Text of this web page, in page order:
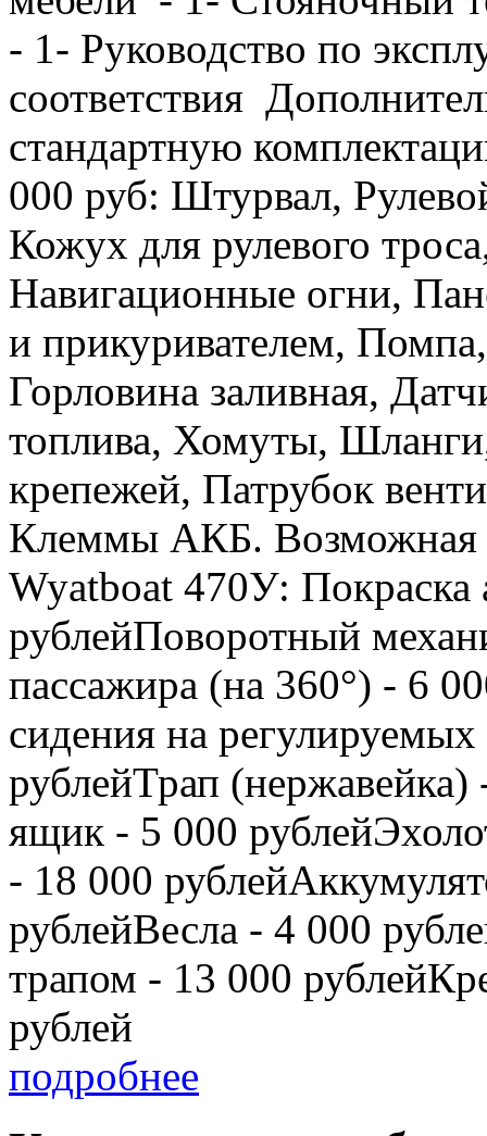
- 1- Руководство по
соответствия
стандартную
000 руб: Штурвал,
Кожух для рулевого
Навигационные огни,
и прикуривателем,
Горловина заливная,
топлива, Хомуты,
крепежей, Патрубок
Клеммы АКБ. Возможная
Wyatboat 470У: Покраска
рублейПоворотный
пассажира (на 360°) - 6
сидения на
рублейТрап
ящик - 5 000
- 18 000
рублейВесла - 4 000
трапом - 13 000
рублей
подробнее